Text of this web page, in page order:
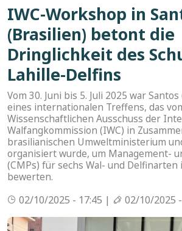
IWC-Workshop in
(Brasilien) betont die
Dringlichkeit des
Lahille-Delfins
Vom 30. Juni bis 5. Juli 2025 war Santos
eines internationalen Treffens, das
Wissenschaftlichen Ausschuss der
Walfangkommission (IWC) in
brasilianischen Umweltministerium
organisiert wurde, um Management-
(CMPs) für sechs Wal- und Delfinarten
bewerten.
02/10/2025 - 17:45 |
02/10/2025
Bild